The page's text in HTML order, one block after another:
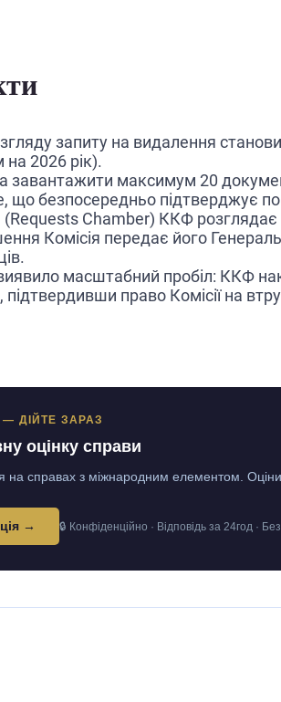
запиту на видалення
2026 рік).
максимум 20
що безпосередньо підтверджує
Chamber) ККФ розглядає
Комісія передає його
масштабний пробіл: ККФ
право Комісії на
ДІЙТЕ ЗАРАЗ
оцінку справи
на справах з міжнародним елементом.
→ 🔒 Конфіденційно · Відповідь за 24год ·